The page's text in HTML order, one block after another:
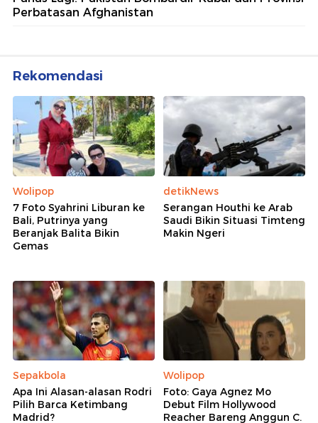
Perbatasan Afghanistan
Rekomendasi
Wolipop
7 Foto Syahrini Liburan ke
Bali, Putrinya yang
Beranjak Balita Bikin
Gemas
detikNews
Serangan Houthi ke Arab
Saudi Bikin Situasi Timteng
Makin Ngeri
Sepakbola
Apa Ini Alasan-alasan Rodri
Pilih Barca Ketimbang
Madrid?
Wolipop
Foto: Gaya Agnez Mo
Debut Film Hollywood
Reacher Bareng Anggun C.